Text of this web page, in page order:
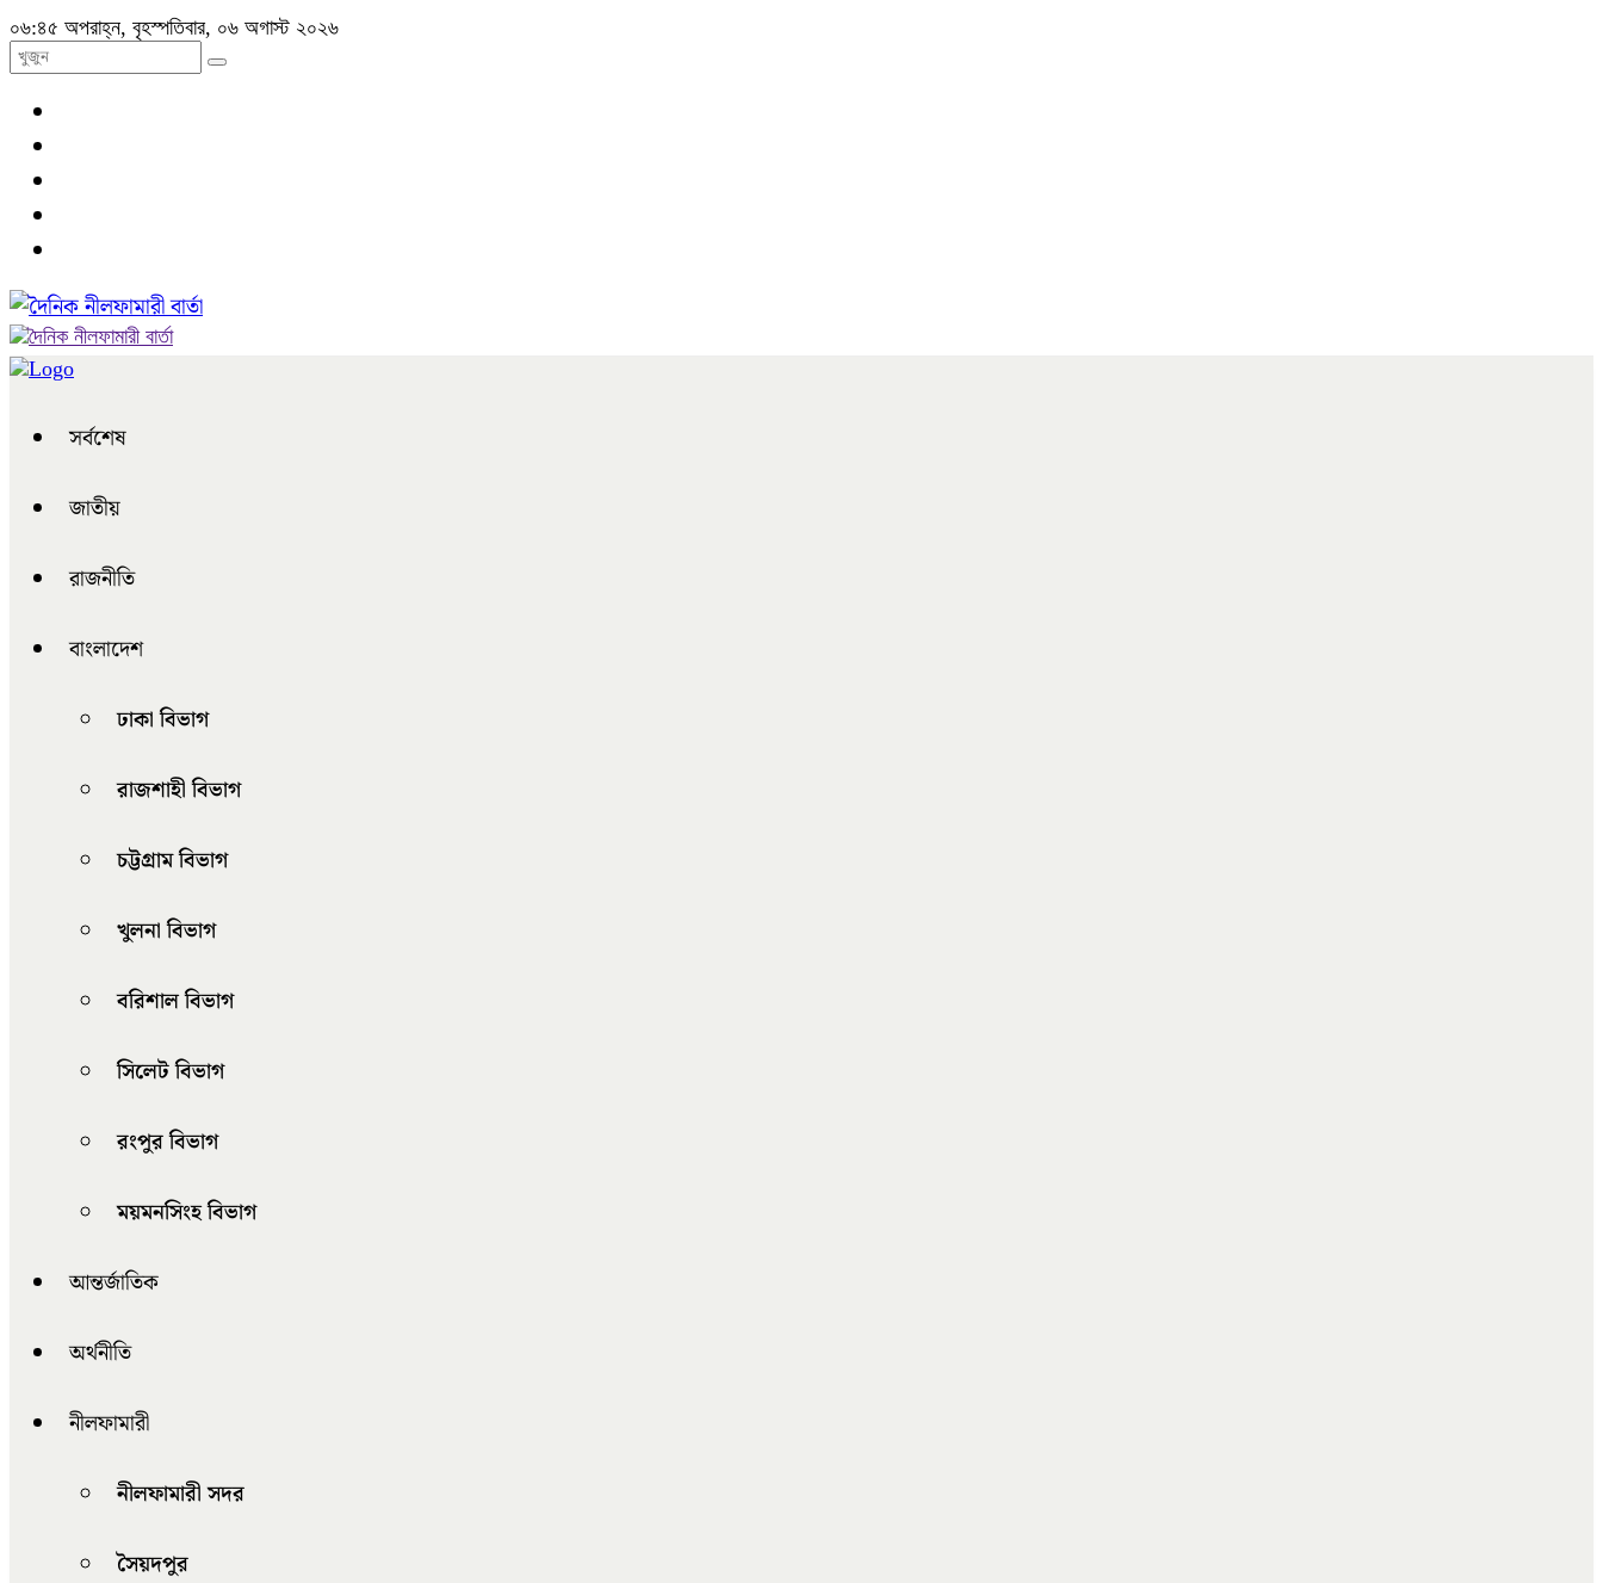
০৬:৪৫ অপরাহ্ন, বৃহস্পতিবার, ০৬ অগাস্ট ২০২৬
সর্বশেষ
জাতীয়
রাজনীতি
বাংলাদেশ
ঢাকা বিভাগ
রাজশাহী বিভাগ
চট্টগ্রাম বিভাগ
খুলনা বিভাগ
বরিশাল বিভাগ
সিলেট বিভাগ
রংপুর বিভাগ
ময়মনসিংহ বিভাগ
আন্তর্জাতিক
অর্থনীতি
নীলফামারী
নীলফামারী সদর
সৈয়দপুর